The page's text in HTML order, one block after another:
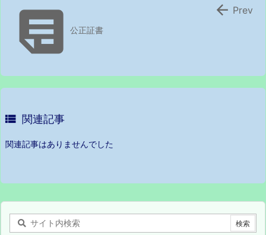
公正証書
 Prev
 関連記事
関連記事はありませんでした